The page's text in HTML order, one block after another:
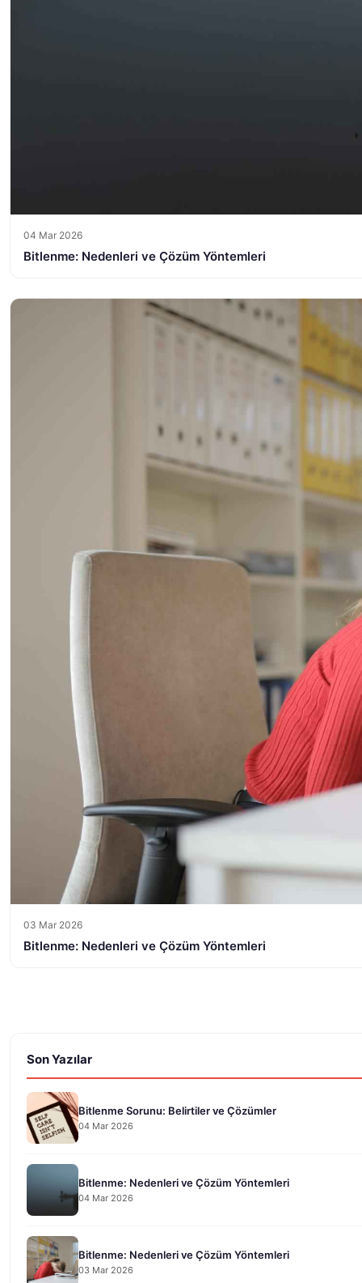
04 Mar 2026
Bitlenme: Nedenleri ve Çözüm Yöntemleri
03 Mar 2026
Bitlenme: Nedenleri ve Çözüm Yöntemleri
Son Yazılar
Bitlenme Sorunu: Belirtiler ve Çözümler
04 Mar 2026
Bitlenme: Nedenleri ve Çözüm Yöntemleri
04 Mar 2026
Bitlenme: Nedenleri ve Çözüm Yöntemleri
03 Mar 2026